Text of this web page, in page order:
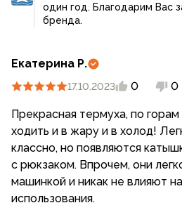
один год. Благодарим Вас
бренда.
Екатерина Р.
17.10.2023 0 0
Прекрасная термуха, по
ходить и в жару и в холод!
классно, но появляются
с рюкзаком. Впрочем, они
машинкой и никак не влияют